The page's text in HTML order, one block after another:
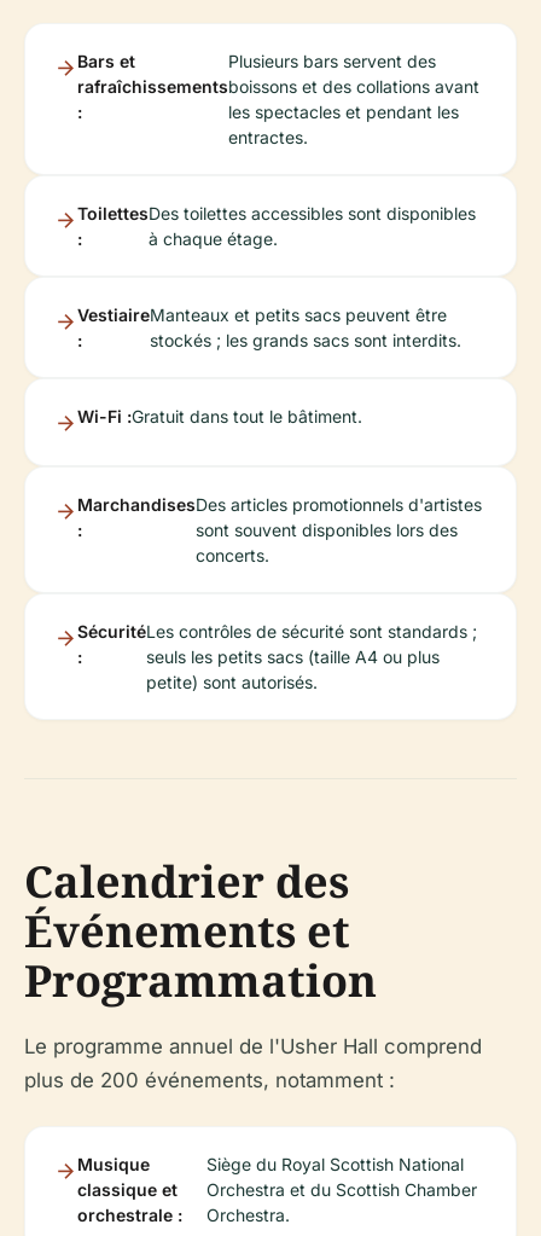
Bars et
rafraîchissements
:
Plusieurs bars servent des
boissons et des collations avant
les spectacles et pendant les
entractes.
Toilettes
:
Des toilettes accessibles sont disponibles
à chaque étage.
Vestiaire
:
Manteaux et petits sacs peuvent être
stockés ; les grands sacs sont interdits.
Wi-Fi :Gratuit dans tout le bâtiment.
Marchandises
:
Des articles promotionnels d'artistes
sont souvent disponibles lors des
concerts.
Sécurité
:
Les contrôles de sécurité sont standards ;
seuls les petits sacs (taille A4 ou plus
petite) sont autorisés.
Calendrier des
Événements et
Programmation
Le programme annuel de l'Usher Hall comprend
plus de 200 événements, notamment :
Musique
classique et
orchestrale :
Siège du Royal Scottish National
Orchestra et du Scottish Chamber
Orchestra.